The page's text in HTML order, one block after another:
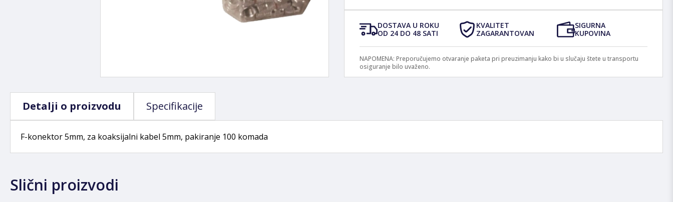
DOSTAVA U ROKU
OD 24 DO 48 SATI
KVALITET
ZAGARANTOVAN
SIGURNA
KUPOVINA
NAPOMENA: Preporučujemo otvaranje paketa pri preuzimanju kako bi u slučaju štete u transportu
osiguranje bilo uvaženo.
Detalji o proizvodu Specifikacije
F-konektor 5mm, za koaksijalni kabel 5mm, pakiranje 100 komada
Slični proizvodi